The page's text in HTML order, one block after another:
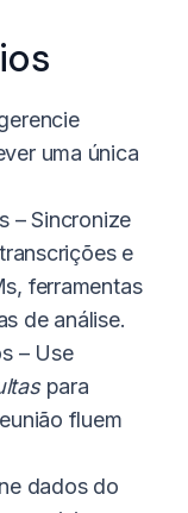
uma única
– Sincronize
e
ferramentas
de análise.
– Use
para
fluem
dados do